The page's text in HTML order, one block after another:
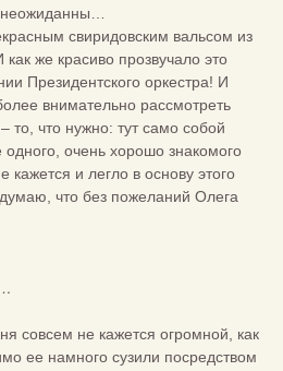
свиридовским вальсом из
же красиво прозвучало это
Президентского оркестра! И
внимательно рассмотреть
что нужно: тут само собой
очень хорошо знакомого
кажется и легло в основу этого
что без пожеланий Олега
совсем не кажется огромной, как
ее намного сузили посредством